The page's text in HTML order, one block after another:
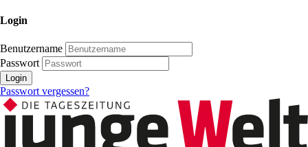
Login
Benutzername
Passwort
Login
Passwort vergessen?